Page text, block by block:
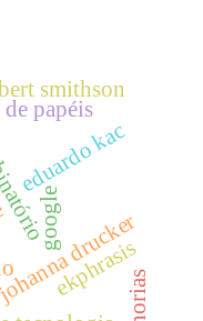
googledrucker
eduardo kac
papéis
smithson
ekphrasis